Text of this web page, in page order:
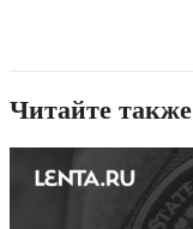
Читайте также